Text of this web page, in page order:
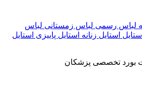
لباس رسمی لباس زمستانی لباس
استایل استایل زنانه استایل پاییزی استایل
بورد تخصصی پزشکان